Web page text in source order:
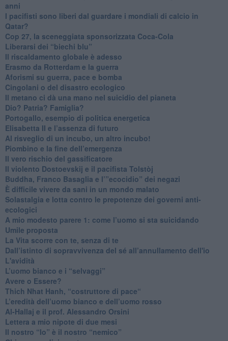
anni
​I pacifisti sono liberi dal guardare i mondiali di calcio in
Qatar?
​Cop 27, la sceneggiata sponsorizzata Coca-Cola
​Liberarsi dei “biechi blu”
Il riscaldamento globale è adesso
​Erasmo da Rotterdam e la guerra
​Aforismi su guerra, pace e bomba
Cingolani o del disastro ecologico
​Il metano ci dà una mano nel suicidio del pianeta
​Dio? Patria? Famiglia?
Portogallo, esempio di politica energetica
​Elisabetta II e l’assenza di futuro
Al risveglio di un incubo, un altro incubo!
​Piombino e la fine dell’emergenza
​Il vero rischio del gassificatore
​Il violento Dostoevskij e il pacifista Tolstòj
​Buddha, Franco Basaglia e l’”ecocidio” dei negazi
​È difficile vivere da sani in un mondo malato
Solastalgia e lotta contro le prepotenze dei governi anti-
ecologici
​A mio modesto parere 1: come l’uomo si sta suicidando
​Umile proposta
​La Vita scorre con te, senza di te
​Dall’istinto di sopravvivenza del sé all’annullamento dell'io
L'avidità
​L’uomo bianco e i “selvaggi”
​Avere o Essere?
​Thich Nhat Hanh, “costruttore di pace“
​L’eredità dell’uomo bianco e dell’uomo rosso
Al-Hallaj e il prof. Alessandro Orsini
​Lettera a mio nipote di due mesi
​Il nostro “Io” è il nostro “nemico”